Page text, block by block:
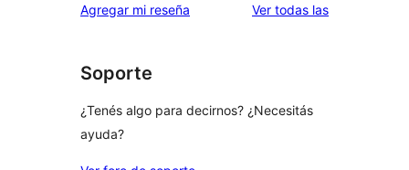
Agregar mi reseña Ver todas lasreseñas
Soporte
¿Tenés algo para decirnos? ¿Necesitás
ayuda?